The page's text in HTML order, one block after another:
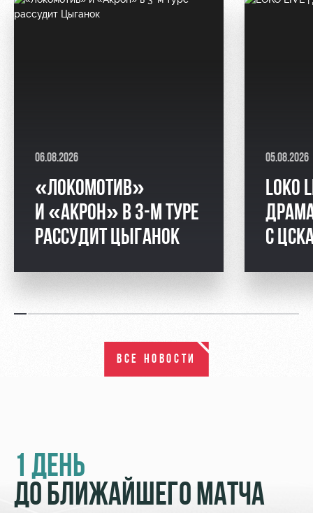
06.08.2026
«ЛОКОМОТИВ»
И «АКРОН» В 3-М ТУРЕ
РАССУДИТ ЦЫГАНОК
05.08.2026
LOKO
С
ВСЕ НОВОСТИ
1 ДЕНЬ
ДО БЛИЖАЙШЕГО МАТЧА